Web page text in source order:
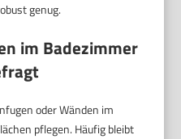
genug.
im Badezimmer
oder Wänden im
pflegen. Häufig bleibt